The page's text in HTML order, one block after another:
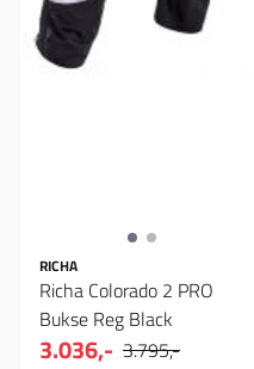
RICHA
Richa Colorado 2 PRO
Bukse Reg Black
3.036,- 3.795,-